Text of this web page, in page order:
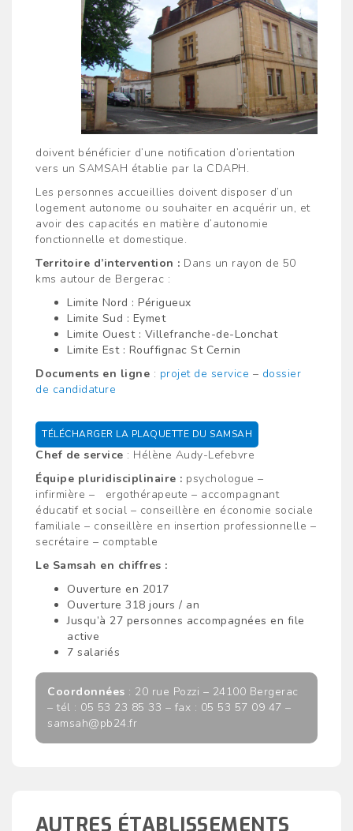
doivent bénéficier d’une notification d’orientation
vers un SAMSAH établie par la CDAPH.
Les personnes accueillies doivent disposer d’un
logement autonome ou souhaiter en acquérir un, et
avoir des capacités en matière d’autonomie
fonctionnelle et domestique.
Territoire d’intervention : Dans un rayon de 50
kms autour de Bergerac :
Limite Nord : Périgueux
Limite Sud : Eymet
Limite Ouest : Villefranche-de-Lonchat
Limite Est : Rouffignac St Cernin
Documents en ligne : projet de service – dossier
de candidature
TÉLÉCHARGER LA PLAQUETTE DU SAMSAH
Chef de service : Hélène Audy-Lefebvre
Équipe pluridisciplinaire : psychologue –
infirmière – ergothérapeute – accompagnant
éducatif et social – conseillère en économie sociale
familiale – conseillère en insertion professionnelle –
secrétaire – comptable
Le Samsah en chiffres :
Ouverture en 2017
Ouverture 318 jours / an
Jusqu’à 27 personnes accompagnées en file
active
7 salariés
Coordonnées : 20 rue Pozzi – 24100 Bergerac
– tél : 05 53 23 85 33 – fax : 05 53 57 09 47 –
samsah@pb24.fr
AUTRES ÉTABLISSEMENTS